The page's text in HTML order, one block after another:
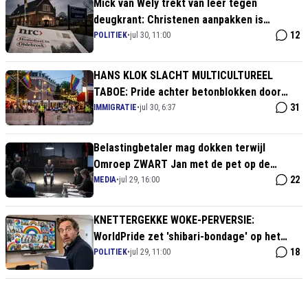
Mick van Wely trekt van leer tegen
deugkrant: Christenen aanpakken is
makkelijk, gevaar op straat wordt
POLITIEK•jul 30, 11:00 12
HANS KLOK SLACHT MULTICULTUREEL
TABOE: Pride achter betonblokken door
geïmporteerd geweld!
IMMIGRATIE•jul 30, 6:37 31
Belastingbetaler mag dokken terwijl
Omroep ZWART Jan met de pet op de
publieke divan legt
MEDIA•jul 29, 16:00 22
KNETTERGEKKE WOKE-PERVERSIE:
WorldPride zet 'shibari-bondage' op het
programma voor alleengaanden!
POLITIEK•jul 29, 11:00 18